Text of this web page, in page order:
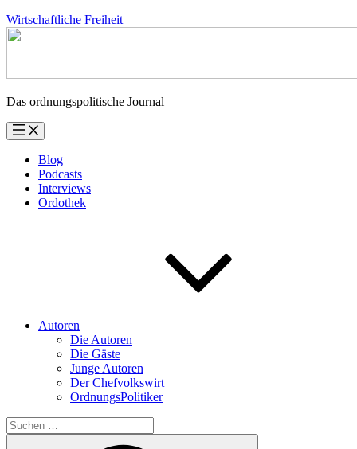
Zum
Inhalt
Wirtschaftliche Freiheit
Das ordnungspolitische Journal
Blog
Podcasts
Interviews
Ordothek
Autoren
Die Autoren
Die Gäste
Junge Autoren
Der Chefvolkswirt
OrdnungsPolitiker
Suchen
nach: